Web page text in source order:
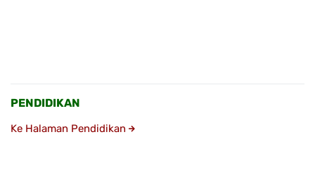
PENDIDIKAN
Ke Halaman Pendidikan